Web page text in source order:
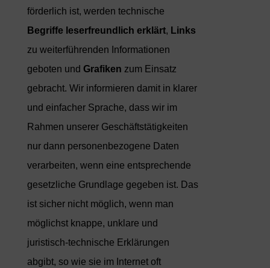
förderlich ist, werden technische
Begriffe leserfreundlich erklärt, Links
zu weiterführenden Informationen
geboten und Grafiken zum Einsatz
gebracht. Wir informieren damit in klarer
und einfacher Sprache, dass wir im
Rahmen unserer Geschäftstätigkeiten
nur dann personenbezogene Daten
verarbeiten, wenn eine entsprechende
gesetzliche Grundlage gegeben ist. Das
ist sicher nicht möglich, wenn man
möglichst knappe, unklare und
juristisch-technische Erklärungen
abgibt, so wie sie im Internet oft